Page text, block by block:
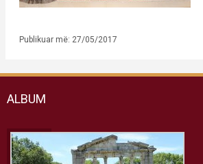
Publikuar më: 27/05/2017
ALBUM